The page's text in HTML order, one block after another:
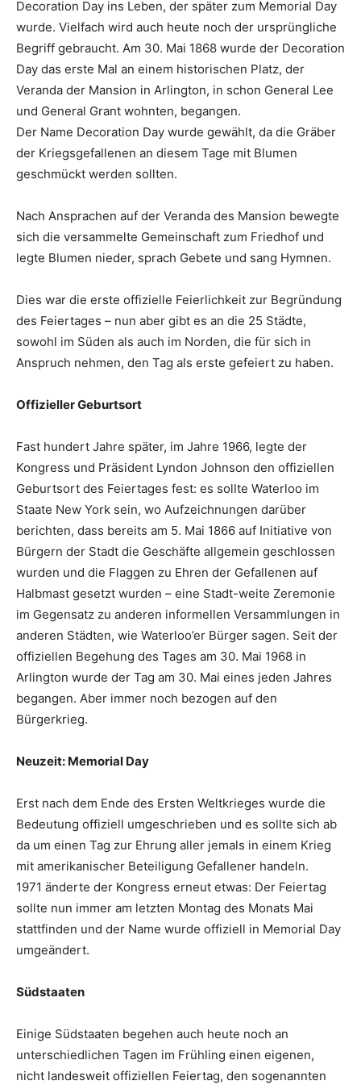
Decoration Day ins Leben, der später zum Memorial Day
wurde. Vielfach wird auch heute noch der ursprüngliche
Begriff gebraucht. Am 30. Mai 1868 wurde der Decoration
Day das erste Mal an einem historischen Platz, der
Veranda der Mansion in Arlington, in schon General Lee
und General Grant wohnten, begangen.
Der Name Decoration Day wurde gewählt, da die Gräber
der Kriegsgefallenen an diesem Tage mit Blumen
geschmückt werden sollten.
Nach Ansprachen auf der Veranda des Mansion bewegte
sich die versammelte Gemeinschaft zum Friedhof und
legte Blumen nieder, sprach Gebete und sang Hymnen.
Dies war die erste offizielle Feierlichkeit zur Begründung
des Feiertages – nun aber gibt es an die 25 Städte,
sowohl im Süden als auch im Norden, die für sich in
Anspruch nehmen, den Tag als erste gefeiert zu haben.
Offizieller Geburtsort
Fast hundert Jahre später, im Jahre 1966, legte der
Kongress und Präsident Lyndon Johnson den offiziellen
Geburtsort des Feiertages fest: es sollte Waterloo im
Staate New York sein, wo Aufzeichnungen darüber
berichten, dass bereits am 5. Mai 1866 auf Initiative von
Bürgern der Stadt die Geschäfte allgemein geschlossen
wurden und die Flaggen zu Ehren der Gefallenen auf
Halbmast gesetzt wurden – eine Stadt-weite Zeremonie
im Gegensatz zu anderen informellen Versammlungen in
anderen Städten, wie Waterloo’er Bürger sagen. Seit der
offiziellen Begehung des Tages am 30. Mai 1968 in
Arlington wurde der Tag am 30. Mai eines jeden Jahres
begangen. Aber immer noch bezogen auf den
Bürgerkrieg.
Neuzeit: Memorial Day
Erst nach dem Ende des Ersten Weltkrieges wurde die
Bedeutung offiziell umgeschrieben und es sollte sich ab
da um einen Tag zur Ehrung aller jemals in einem Krieg
mit amerikanischer Beteiligung Gefallener handeln.
1971 änderte der Kongress erneut etwas: Der Feiertag
sollte nun immer am letzten Montag des Monats Mai
stattfinden und der Name wurde offiziell in Memorial Day
umgeändert.
Südstaaten
Einige Südstaaten begehen auch heute noch an
unterschiedlichen Tagen im Frühling einen eigenen,
nicht landesweit offiziellen Feiertag, den sogenannten